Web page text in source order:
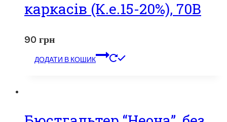
каркасів (К.е.15-20%), 70В
90 грн
ДОДАТИ В КОШИК